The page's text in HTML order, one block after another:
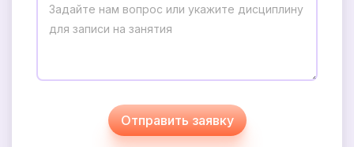
Отправить заявку